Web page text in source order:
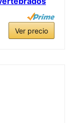
Ver precio